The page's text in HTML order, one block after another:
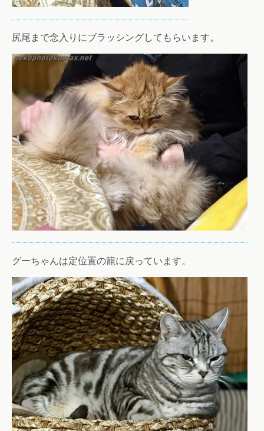
尻尾まで念入りにブラッシングしてもらいます。
グーちゃんは定位置の籠に戻っています。